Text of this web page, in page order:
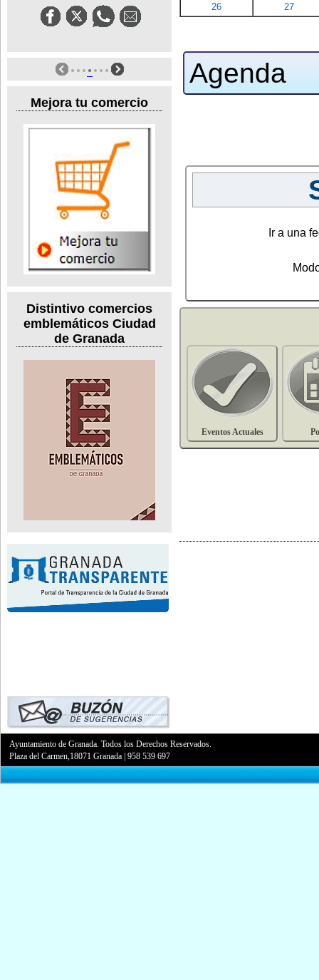
Mejora tu comercio
Distintivo comercios
emblemáticos Ciudad
de Granada
26
27
Agenda
Ir a una
Eventos Actuales
Ayuntamiento de Granada. Todos los Derechos Reservados.
Plaza del Carmen,18071 Granada |958 539 697